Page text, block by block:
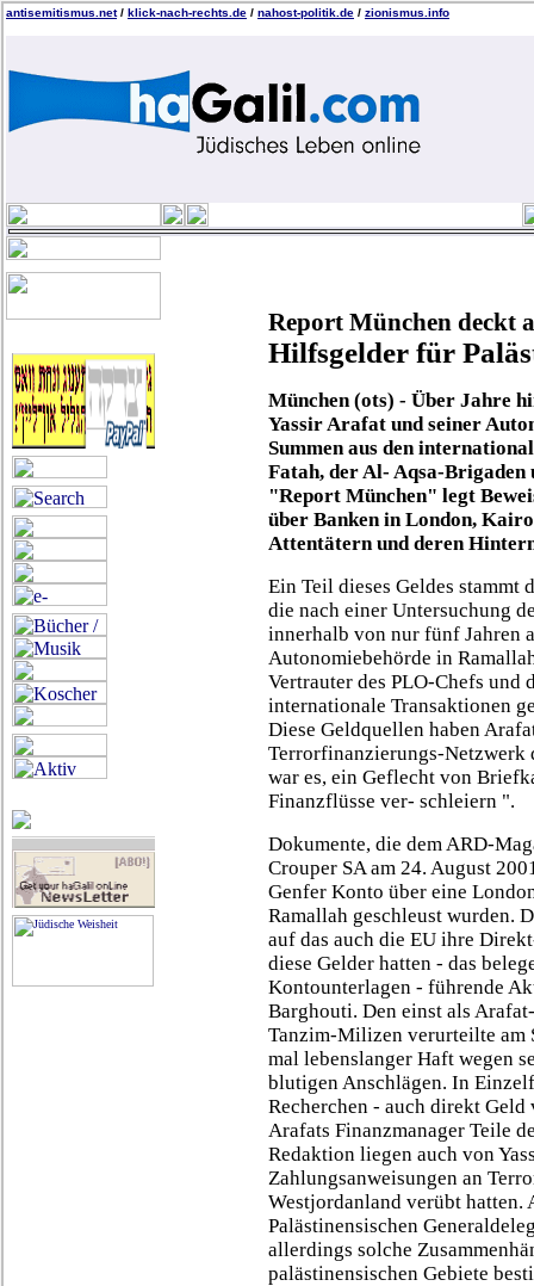
antisemitismus.net/ klick-nach-rechts.de / nahost-politik.de / zionismus.info
Report München deckt
Hilfsgelder für
München (ots) - Über Jahre
Yassir Arafat und seiner
Summen aus den
Fatah, der Al- Aqsa-
"Report München" legt
über Banken in London,
Attentätern und deren
Ein Teil dieses Geldes
die nach einer Untersuchung
innerhalb von nur fünf Jahren
Autonomiebehörde in
Vertrauter des PLO-Chefs und
internationale Transaktionen
Diese Geldquellen haben
Terrorfinanzierungs-Netzwerk
war es, ein Geflecht von
Finanzflüsse ver- schleiern ".
Dokumente, die dem ARD-
Crouper SA am 24. August
Genfer Konto über eine
Ramallah geschleust wurden.
auf das auch die EU ihre
diese Gelder hatten - das
Kontounterlagen - führende
Barghouti. Den einst als
Tanzim-Milizen verurteilte am
mal lebenslanger Haft wegen
blutigen Anschlägen. In
Recherchen - auch direkt
Arafats Finanzmanager Teile
Redaktion liegen auch von
Zahlungsanweisungen an
Westjordanland verübt hatten.
Palästinensischen
allerdings solche
palästinensischen Gebiete